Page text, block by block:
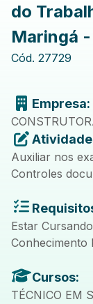
do
Maringá -
Cód. 27729
Empresa:
Auxiliar nos
Controles
Estar
Conhecimento
Cursos:
TÉCNICO EM